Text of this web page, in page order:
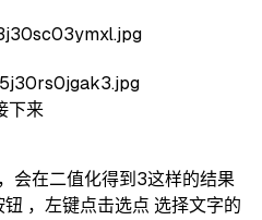
下来
会在二值化得到3这样的结果
，左键点击选点 选择文字的